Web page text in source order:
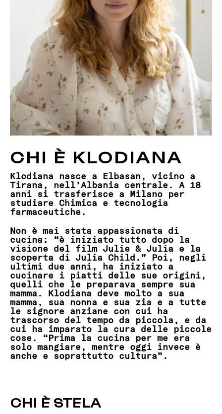
CHI È KLODIANA
Klodiana nasce a Elbasan, vicino a
Tirana, nell’Albania centrale. A 18
anni si trasferisce a Milano per
studiare Chimica e tecnologia
farmaceutiche.
Non è mai stata appassionata di
cucina: “è iniziato tutto dopo la
visione del film Julie & Julia e la
scoperta di Julia Child.” Poi, negli
ultimi due anni, ha iniziato a
cucinare i piatti delle sue origini,
quelli che le preparava sempre sua
mamma. Klodiana deve molto a sua
mamma, sua nonna e sua zia e a tutte
le signore anziane con cui ha
trascorso del tempo da piccola, e da
cui ha imparato la cura delle piccole
cose. “Prima la cucina per me era
solo mangiare, mentre oggi invece è
anche e soprattutto cultura”.
CHI È STELA